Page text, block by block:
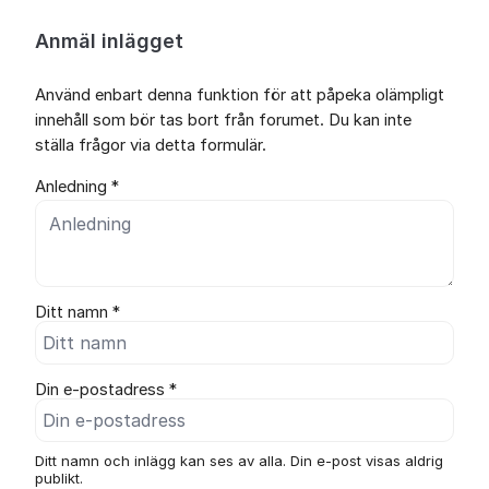
Anmäl inlägget
Använd enbart denna funktion för att påpeka olämpligt
innehåll som bör tas bort från forumet. Du kan inte
ställa frågor via detta formulär.
Anledning *
Ditt namn *
Din e-postadress *
Ditt namn och inlägg kan ses av alla. Din e-post visas aldrig
publikt.